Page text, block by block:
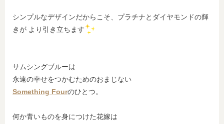
シンプルなデザインだからこそ、プラチナとダイヤモンドの輝
きが より引き立ちます
サムシングブルーは
永遠の幸せをつかむためのおまじない
Something Fourのひとつ。
何か青いものを身につけた花嫁は